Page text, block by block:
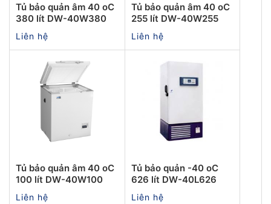
Tủ bảo quản âm 40 oC
380 lít DW-40W380
Liên hệ
Tủ bảo quản âm 40 oC
255 lít DW-40W255
Liên hệ
Tủ bảo quản âm 40 oC
100 lít DW-40W100
Liên hệ
Tủ bảo quản -40 oC
626 lít DW-40L626
Liên hệ